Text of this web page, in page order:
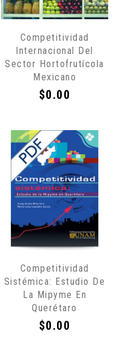
Competitividad
Internacional Del
Sector Hortofrutícola
Mexicano
Precio
$0.00
Internet
Competitividad
Sistémica: Estudio De
La Mipyme En
Querétaro
Precio
$0.00